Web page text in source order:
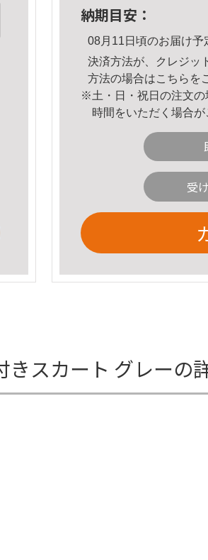
納期目安：
08月11日頃のお届け予
決済方法が、クレジッ
方法の場合はこちら を
※土・日・祝日の注文の
時間をいただく場合が
受
きスカート グレーの